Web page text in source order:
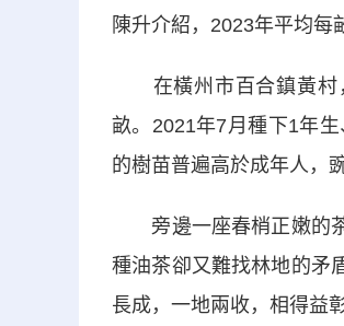
陳升介紹，2023年平均每
在橫州市百合鎮黃村
畝。2021年7月種下1年
的樹苗普遍高於成年人，
旁邊一座春梢正嫩的茶
種油茶卻又難找林地的矛
長成，一地兩收，相得益彰